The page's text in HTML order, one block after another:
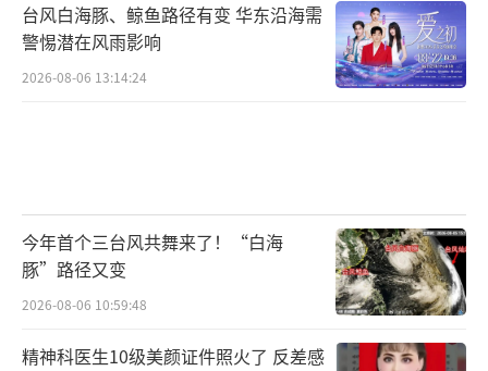
台风白海豚、鲸鱼路径有变 华东沿海需
警惕潜在风雨影响
2026-08-06 13:14:24
今年首个三台风共舞来了！“白海
豚”路径又变
2026-08-06 10:59:48
精神科医生10级美颜证件照火了 反差感